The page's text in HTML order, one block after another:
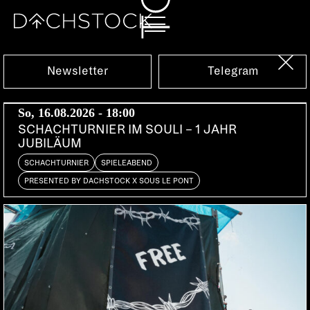
Fr, 16.10.2015
Newsletter Telegram
So, 16.08.2026 - 18:00
SCHACHTURNIER IM SOULI – 1 JAHR
JUBILÄUM
SCHACHTURNIER SPIELEABEND
PRESENTED BY DACHSTOCK X SOUS LE PONT